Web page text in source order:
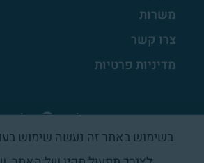
משרות
צרו קשר
מדיניות פרטיות